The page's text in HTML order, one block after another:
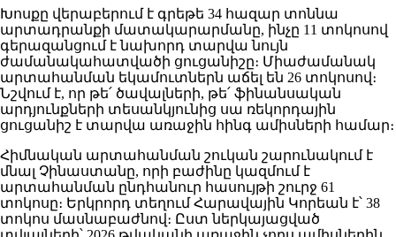
Խոսքը վերաբերում է գրեթե 34 հազար տոննա
արտադրանքի մատակարարմանը, ինչը 11 տոկոսով
գերազանցում է նախորդ տարվա նույն
ժամանակահատվածի ցուցանիշը։ Միաժամանակ
արտահանման եկամուտներն աճել են 26 տոկոսով։
Նշվում է, որ թե՛ ծավալների, թե՛ ֆինանսական
արդյունքների տեսանկյունից սա ռեկորդային
ցուցանիշ է տարվա առաջին հինգ ամիսների համար։
Հիմնական արտահանման շուկան շարունակում է
մնալ Չինաստանը, որի բաժինը կազմում է
արտահանման ընդհանուր հասույթի շուրջ 61
տոկոսը։ Երկրորդ տեղում Հարավային Կորեան է՝ 38
տոկոս մասնաբաժնով։ Ըստ ներկայացված